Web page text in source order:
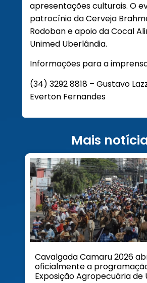
apresentações culturais. O
patrocínio da Cerveja
Rodoban e apoio da Cocal
Unimed Uberlândia.
Informações para a
(34) 3292 8818 – Gustavo
Everton Fernandes
Mais
Cavalgada Camaru 2026
oficialmente a
Exposição Agropecuária de